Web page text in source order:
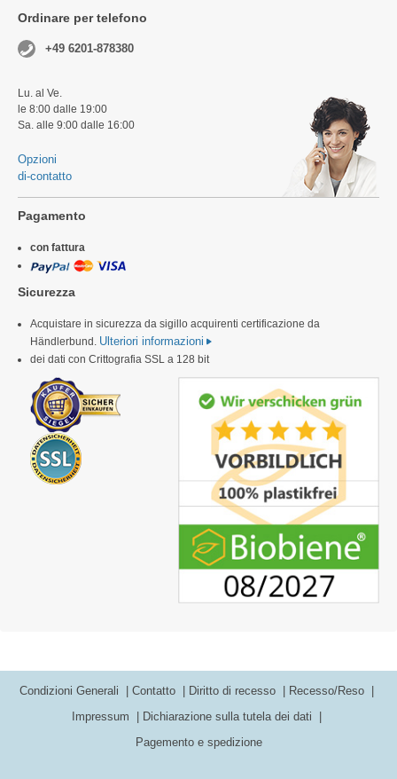
Ordinare per telefono
+49 6201-878380
Lu. al Ve.
le 8:00 dalle 19:00
Sa. alle 9:00 dalle 16:00
Opzioni
di-contatto
Pagamento
con fattura
Sicurezza
Acquistare in sicurezza da sigillo acquirenti certificazione da
Händlerbund. Ulteriori informazioni
dei dati con Crittografia SSL a 128 bit
Condizioni Generali Contatto Diritto di recesso
Recesso/Reso
Impressum
Dichiarazione sulla tutela dei dati
Pagemento e spedizione